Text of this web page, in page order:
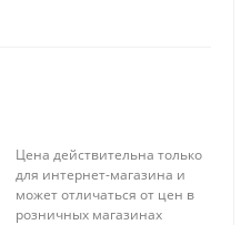
Цена действительна только
для интернет-магазина и
может отличаться от цен в
розничных магазинах